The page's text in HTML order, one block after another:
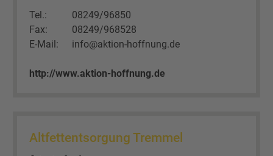
Sonstige Abfälle
Tel.:
08249/96850
Fax:
08249/968528
E-Mail:
info@aktion-hoffnung.de
http://www.aktion-hoffnung.de
Altfettentsorgung Tremmel